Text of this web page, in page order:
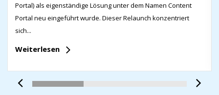
Portal) als eigenständige Lösung unter dem Namen Content
Portal neu eingeführt wurde. Dieser Relaunch konzentriert
sich...
Weiterlesen